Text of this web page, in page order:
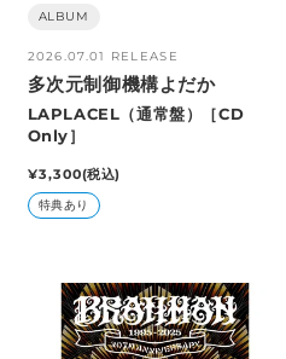
ALBUM
2026.07.01 RELEASE
販
売
元:
多次元制御機構よだか
LAPLACEL（通常盤）［CD
Only］
通
常
価
¥3,300(税込)
特典あり